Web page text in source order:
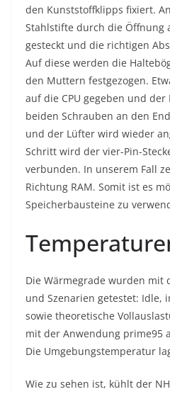
den Kunststoffklipps fixiert.
Stahlstifte durch die Öffnung
gesteckt und die richtigen
Auf diese werden die
den Muttern festgezogen.
auf die CPU gegeben und der
beiden Schrauben an den
und der Lüfter wird wieder
Schritt wird der vier-Pin-
verbunden. In unserem Fall
Richtung RAM. Somit ist es
Speicherbausteine zu
Die Wärmegrade wurden mit
und Szenarien getestet: Idle,
sowie theoretische
mit der Anwendung prime95
Die Umgebungstemperatur
Wie zu sehen ist, kühlt der